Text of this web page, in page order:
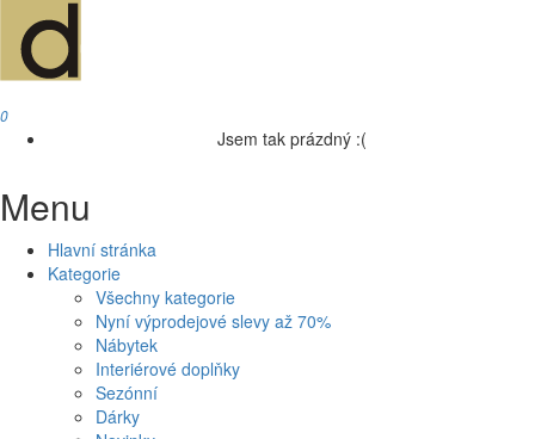
0
Jsem tak prázdný :(
Menu
Hlavní stránka
Kategorie
Všechny kategorie
Nyní výprodejové slevy až 70%
Nábytek
Interiérové doplňky
Sezónní
Dárky